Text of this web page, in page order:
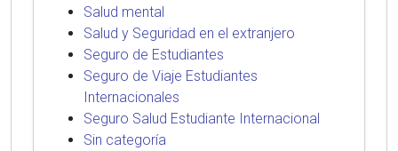
Salud mental
Salud y Seguridad en el extranjero
Seguro de Estudiantes
Seguro de Viaje Estudiantes
Internacionales
Seguro Salud Estudiante Internacional
Sin categoría